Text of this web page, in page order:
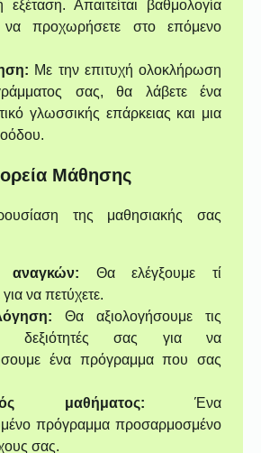
εξέταση. Απαιτείται βαθμολογία
προχωρήσετε στο επόμενο
Με την επιτυχή ολοκλήρωση
σας, θα λάβετε ένα
γλωσσικής επάρκειας και μια
Μάθησης
της μαθησιακής σας
αναγκών: Θα ελέγξουμε τί
για να πετύχετε.
Θα αξιολογήσουμε τις
δεξιότητές σας για να
ένα πρόγραμμα που σας
μαθήματος: Ένα
πρόγραμμα προσαρμοσμένο
σας.